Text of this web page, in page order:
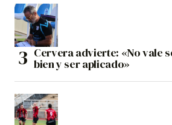
Cervera advierte: «No vale
bien y ser aplicado»